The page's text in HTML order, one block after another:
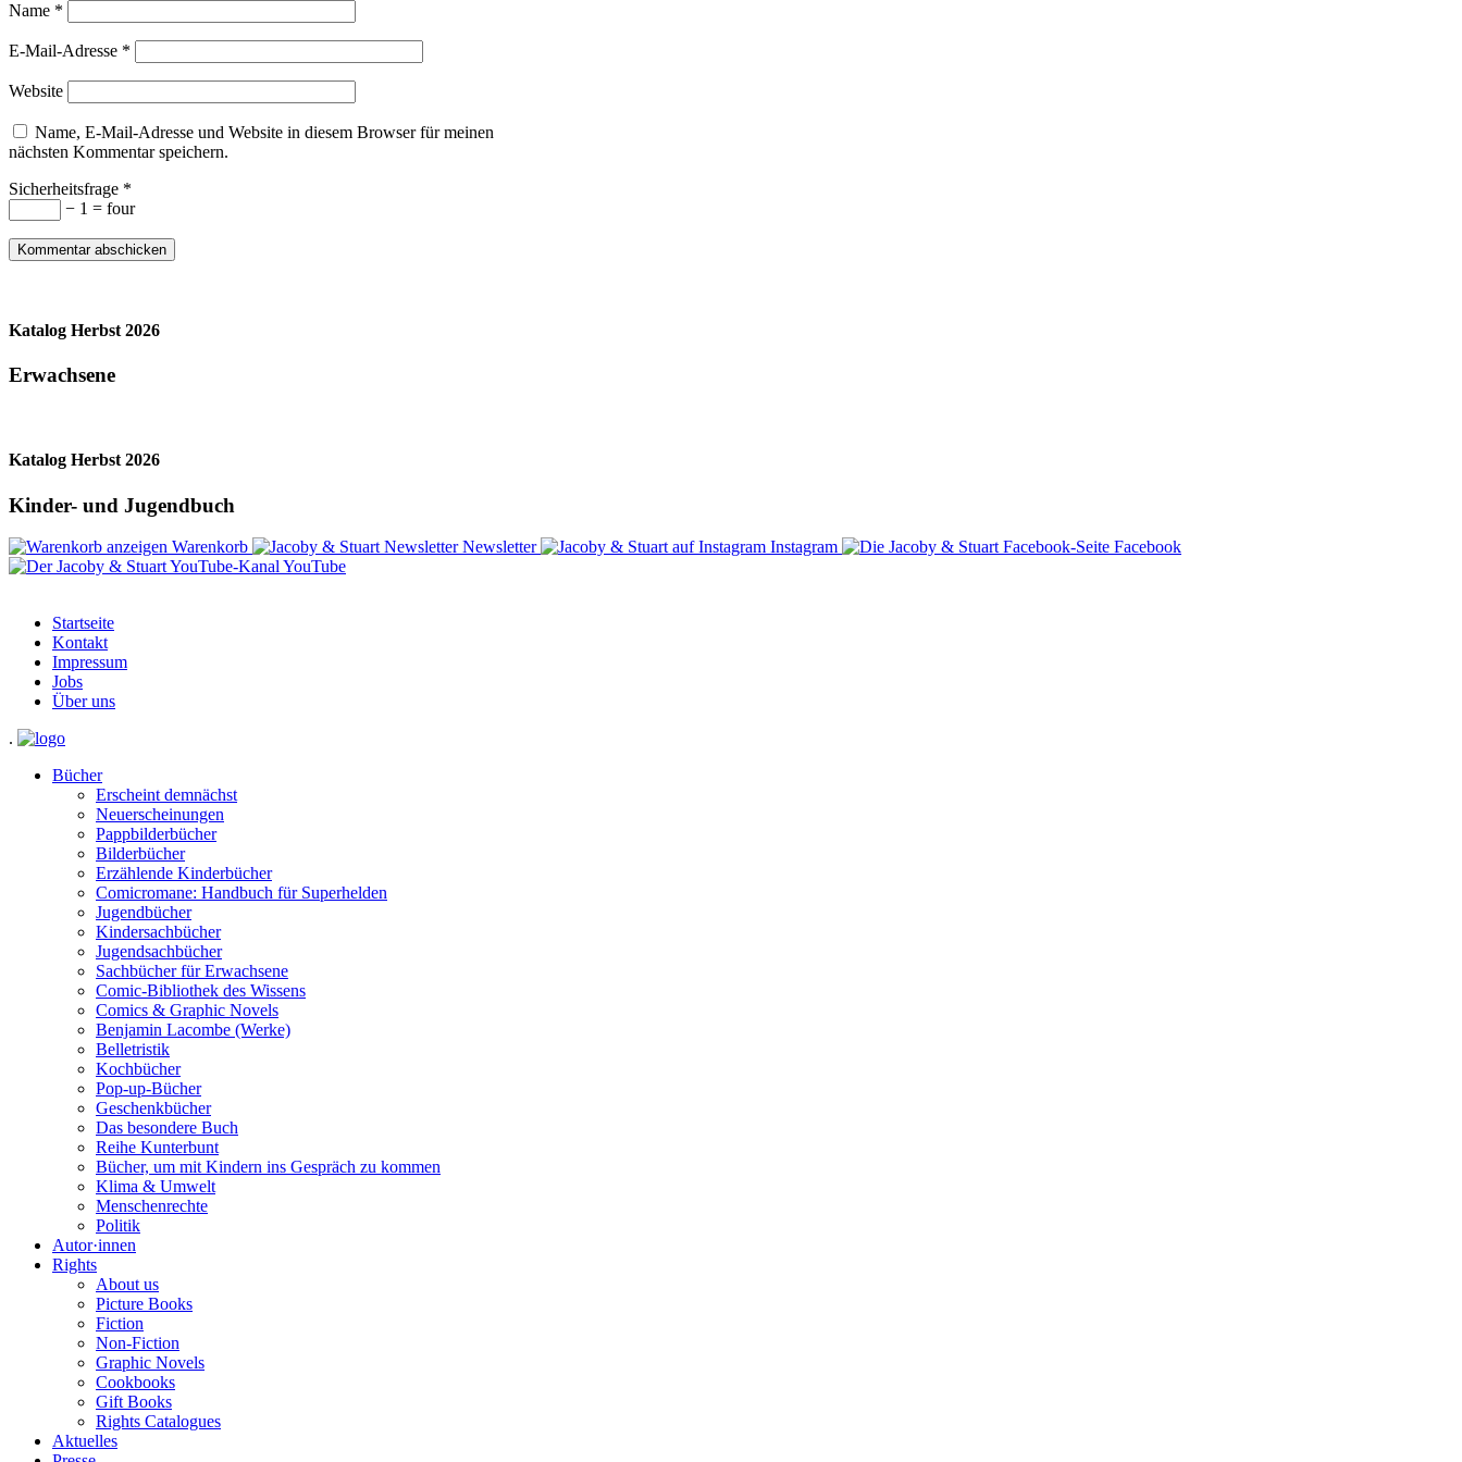
Name *
E-Mail-Adresse *
Website
Name, E-Mail-Adresse und Website in diesem Browser für meinen
nächsten Kommentar speichern.
Sicherheitsfrage *
− 1 = four
Katalog Herbst 2026
Erwachsene
Katalog Herbst 2026
Kinder- und Jugendbuch
Warenkorb Newsletter Instagram
Facebook
YouTube
Startseite
Kontakt
Impressum
Jobs
Über uns
.
Bücher
Erscheint demnächst
Neuerscheinungen
Pappbilderbücher
Bilderbücher
Erzählende Kinderbücher
Comicromane: Handbuch für Superhelden
Jugendbücher
Kindersachbücher
Jugendsachbücher
Sachbücher für Erwachsene
Comic-Bibliothek des Wissens
Comics & Graphic Novels
Benjamin Lacombe (Werke)
Belletristik
Kochbücher
Pop-up-Bücher
Geschenkbücher
Das besondere Buch
Reihe Kunterbunt
Bücher, um mit Kindern ins Gespräch zu kommen
Klima & Umwelt
Menschenrechte
Politik
Autor·innen
Rights
About us
Picture Books
Fiction
Non-Fiction
Graphic Novels
Cookbooks
Gift Books
Rights Catalogues
Aktuelles